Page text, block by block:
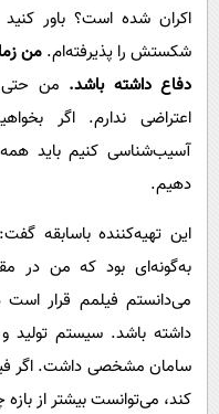
اکران شده است؟ باور
شکستش را پذیرفته‌ام. من
دفاع داشته باشد. من حتی
اعتراضی ندارم. اگر
آسیب‌شناسی کنیم باید
دهیم.
این تهیه‌کننده باسابقه
به‌گونه‌ای بود که من در
می‌دانستم فیلمم قرار
داشته باشد. سیستم
سامان مشخصی داشت. اگر
کند، می‌توانست بیشتر از